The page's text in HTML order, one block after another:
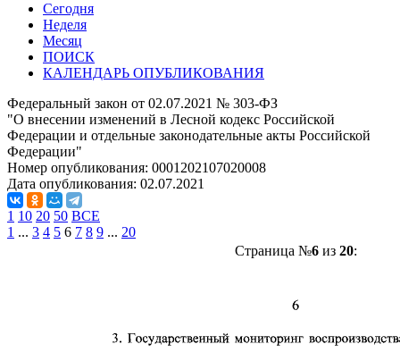
Сегодня
Неделя
Месяц
ПОИСК
КАЛЕНДАРЬ ОПУБЛИКОВАНИЯ
Федеральный закон от 02.07.2021 № 303-ФЗ
"О внесении изменений в Лесной кодекс Российской
Федерации и отдельные законодательные акты Российской
Федерации"
Номер опубликования: 0001202107020008
Дата опубликования: 02.07.2021
1 10 20 50 ВСЕ
1 ... 3 4 5 6 7 8 9 ... 20
Страница №6из 20: